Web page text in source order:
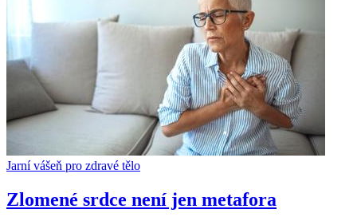
Jarní vášeň pro zdravé tělo
Zlomené srdce není jen metafora